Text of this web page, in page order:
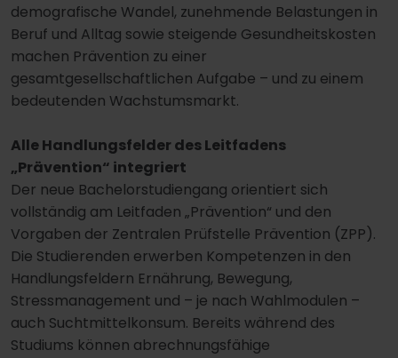
demografische Wandel, zunehmende Belastungen in
Beruf und Alltag sowie steigende Gesundheitskosten
machen Prävention zu einer
gesamtgesellschaftlichen Aufgabe – und zu einem
bedeutenden Wachstumsmarkt.
Alle Handlungsfelder des Leitfadens
„Prävention“ integriert
Der neue Bachelorstudiengang orientiert sich
vollständig am Leitfaden „Prävention“ und den
Vorgaben der Zentralen Prüfstelle Prävention (ZPP).
Die Studierenden erwerben Kompetenzen in den
Handlungsfeldern Ernährung, Bewegung,
Stressmanagement und – je nach Wahlmodulen –
auch Suchtmittelkonsum. Bereits während des
Studiums können abrechnungsfähige